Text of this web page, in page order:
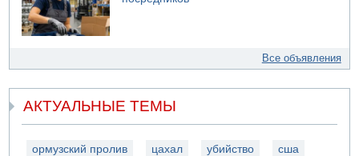
Все объявления
АКТУАЛЬНЫЕ ТЕМЫ
ормузский пролив цахал убийство сша